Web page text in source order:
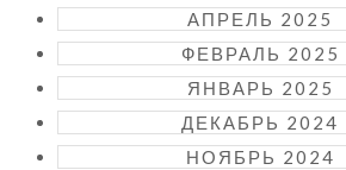
АПРЕЛЬ 2025
ФЕВРАЛЬ 2025
ЯНВАРЬ 2025
ДЕКАБРЬ 2024
НОЯБРЬ 2024